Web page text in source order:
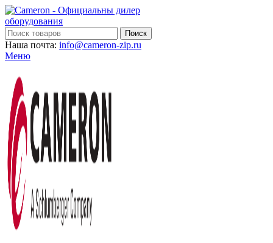
Поиск
Наша почта: info@cameron-zip.ru
Меню